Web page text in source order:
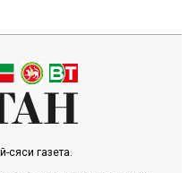
сәяси газета.